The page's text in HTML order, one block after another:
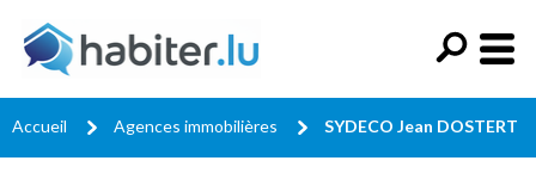
Accueil Agences immobilières SYDECO Jean DOSTERT